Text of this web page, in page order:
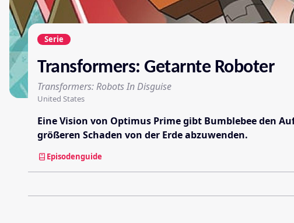
Serie
Transformers: Getarnte Roboter
Transformers: Robots In Disguise
United States
Eine Vision von Optimus Prime gibt Bumblebee den
größeren Schaden von der Erde abzuwenden.
Episodenguide